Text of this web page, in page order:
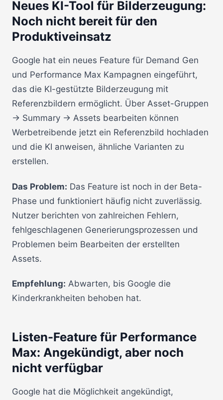
Neues KI-Tool für Bilderzeugung:
Noch nicht bereit für den
Produktiveinsatz
Google hat ein neues Feature für Demand Gen
und Performance Max Kampagnen eingeführt,
das die KI-gestützte Bilderzeugung mit
Referenzbildern ermöglicht. Über Asset-Gruppen
→ Summary → Assets bearbeiten können
Werbetreibende jetzt ein Referenzbild hochladen
und die KI anweisen, ähnliche Varianten zu
erstellen.
Das Problem: Das Feature ist noch in der Beta-
Phase und funktioniert häufig nicht zuverlässig.
Nutzer berichten von zahlreichen Fehlern,
fehlgeschlagenen Generierungsprozessen und
Problemen beim Bearbeiten der erstellten
Assets.
Empfehlung: Abwarten, bis Google die
Kinderkrankheiten behoben hat.
Listen-Feature für Performance
Max: Angekündigt, aber noch
nicht verfügbar
Google hat die Möglichkeit angekündigt,